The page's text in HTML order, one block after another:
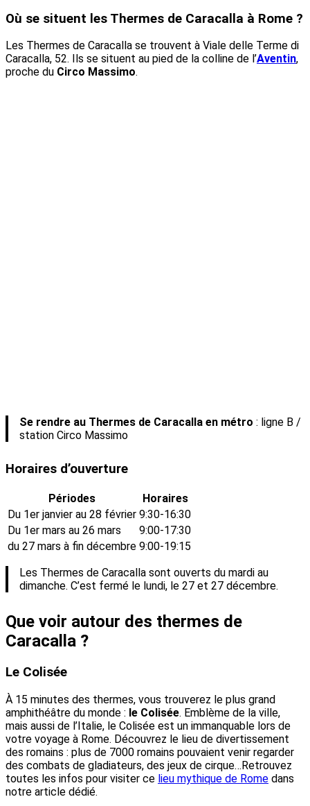
Où se situent les Thermes de Caracalla à Rome ?
Les Thermes de Caracalla se trouvent à Viale delle Terme di
Caracalla, 52. Ils se situent au pied de la colline de l’Aventin,
proche du Circo Massimo.
Se rendre au Thermes de Caracalla en métro : ligne B /
station Circo Massimo
Horaires d’ouverture
Périodes
Horaires
Du 1er janvier au 28 février 9:30-16:30
Du 1er mars au 26 mars
9:00-17:30
du 27 mars à fin décembre 9:00-19:15
Les Thermes de Caracalla sont ouverts du mardi au
dimanche. C’est fermé le lundi, le 27 et 27 décembre.
Que voir autour des thermes de
Caracalla ?
Le Colisée
À 15 minutes des thermes, vous trouverez le plus grand
amphithéâtre du monde : le Colisée. Emblème de la ville,
mais aussi de l’Italie, le Colisée est un immanquable lors de
votre voyage à Rome. Découvrez le lieu de divertissement
des romains : plus de 7000 romains pouvaient venir regarder
des combats de gladiateurs, des jeux de cirque…Retrouvez
toutes les infos pour visiter ce lieu mythique de Rome dans
notre article dédié.